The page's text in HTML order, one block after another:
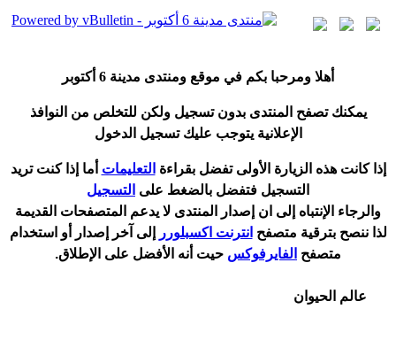
هلا ومرحبا بكم في موقع ومنتدى مدينة 6 أكتوبر
يمكنك تصفح المنتدى بدون تسجيل ولكن للتخلص من النوافذ
الإعلانية يتوجب عليك تسجيل الدخول
إذا كانت هذه الزيارة الأولى تفضل بقراءة التعليمات ما إذا كنت تريد
التسجيل فتفضل بالضغط على التسجيل
والرجاء الإنتباه إلى ان إصدار المنتدى لا يدعم المتصفحات القديمة
لذا ننصح بترقية متصفح انترنت اكسبلورر إلى آخر إصدار أو استخدام
متصفح الفايرفوكس حيت نه الأفضل على الإطلاق.
عالم الحيوان